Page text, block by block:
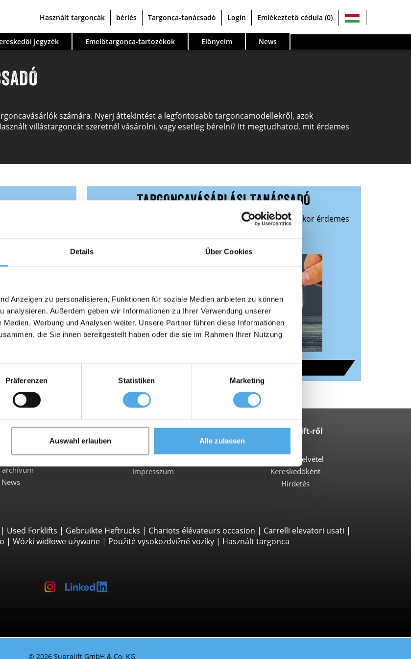
Details Über Cookies
Anzeigen zu personalisieren, Funktionen für soziale Medien anbieten zu können
analysieren. Außerdem geben wir Informationen zu Ihrer Verwendung unserer
Werbung und Analysen weiter. Unsere Partner führen diese Informationen
die Sie ihnen bereitgestellt haben oder die sie im Rahmen Ihrer Nutzung
Präferenzen Statistiken Marketing
Auswahl erlauben Alle zulassen
számára. Nyerj áttekintést a legfontosabb targoncamodellekről, azok
villástargoncát szeretnél vásárolni, vagy esetleg bérelni? Itt megtudhatod, mit érdemes
azok
TARGONCAVÁSÁRLÁSI TANÁCSADÓ
Mit kell figyelembe venni egy targonca vásárlásakor? Mikor érdemes
vásárolni, bérelni vagy lízingelni?
kapcsolatos
archívum
News
Sitemap
Adatvédelem
Impresszum
A Supralift-ről
Kapcsolatfelvétel
Kereskedőként
Hirdetés
| Used Forklifts | Gebruikte Heftrucks | Chariots élévateurs occasion | Carrelli elevatori usati |
| Wózki widłowe używane| Použité vysokozdvižné vozíky| Használt targonca
© 2026 Supralift GmbH & Co. KG
jegyzék Emelőtargonca-tartozékok Előnyeim News
Használt targoncák bérlés Targonca-tanácsadó Login Emlékeztető cédula (0)